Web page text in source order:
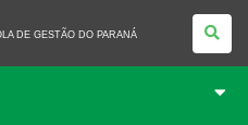
DE GESTÃO DO PARANÁ